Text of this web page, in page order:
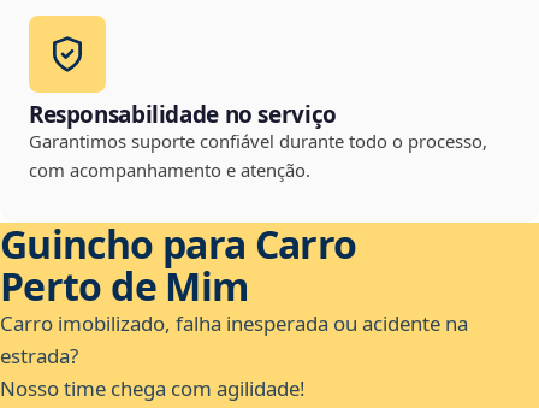
Responsabilidade no serviço
Garantimos suporte confiável durante todo o processo,
com acompanhamento e atenção.
Guincho para Carro
Perto de Mim
Carro imobilizado, falha inesperada ou acidente na
estrada?
Nosso time chega com agilidade!